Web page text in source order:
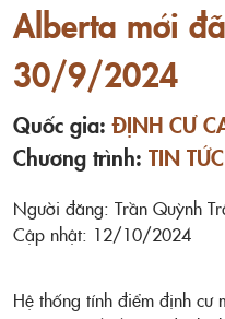
Alberta mới
30/9/2024
Quốc gia: ĐỊNH CƯ
Chương trình: TIN
Người đăng: Trần Quỳnh
Cập nhật: 12/10/2024
Hệ thống tính điểm định cư